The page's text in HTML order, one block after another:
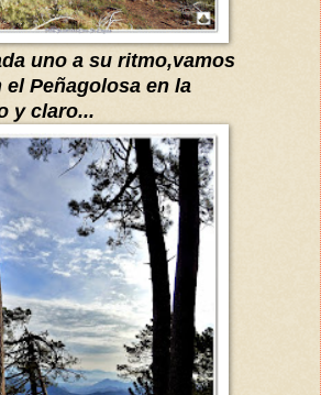
uno a su ritmo,vamos
el Peñagolosa en la
y claro...